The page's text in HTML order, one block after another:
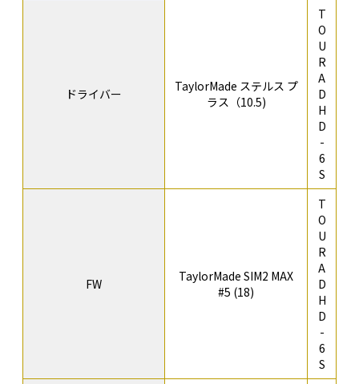
ドライバー
TaylorMade ステルス プ
ラス（10.5)
T
O
U
R
A
D
H
D
-
6
S
FW
TaylorMade SIM2 MAX
#5 (18)
T
O
U
R
A
D
H
D
-
6
S